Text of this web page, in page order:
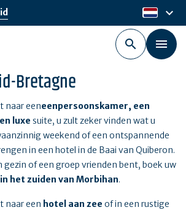
nl
keyboard_arrow_down
Bretagne
naar eeneenpersoonskamer, een
luxe suite, u zult zeker vinden wat u
weekend of een ontspannende
in een hotel in de Baai van Quiberon.
gezin of een groep vrienden bent, boek uw
het zuiden van Morbihan.
naar een hotel aan zee of in een rustige